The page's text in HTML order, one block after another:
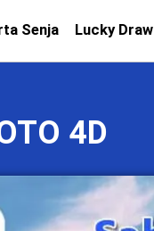
Senja Lucky Draw
4D